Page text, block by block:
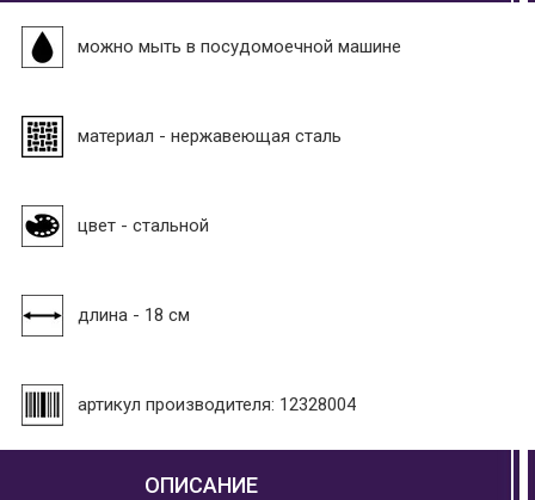
можно мыть в посудомоечной машине
материал - нержавеющая сталь
цвет - стальной
длина - 18 см
артикул производителя: 12328004
ОПИСАНИЕ